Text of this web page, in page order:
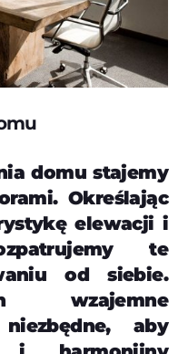
domu stajemy
Określając
elewacji i
te
od siebie.
wzajemne
aby